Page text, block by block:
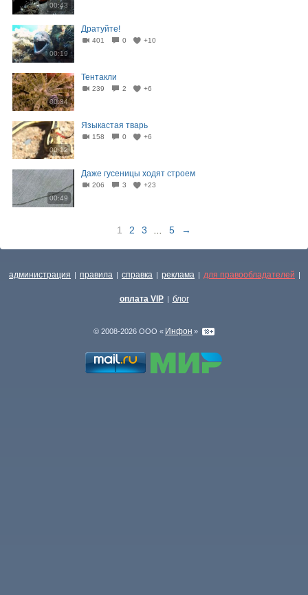
00:43
00:19
Дратуйте!
401 0 +10
00:34
Тентакли
239 2 +6
00:12
Языкастая тварь
158 0 +6
00:49
Даже гусеницы ходят строем
206 3 +23
1 2 3 5 →
администрация | правила | справка | реклама | для правообладателей |
оплата VIP | блог
© 2008-2026 ООО « Инфон »